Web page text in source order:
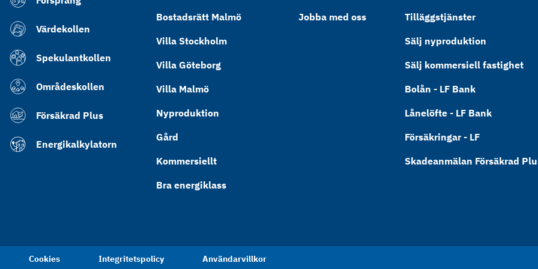
Värdekollen
Spekulantkollen
Områdeskollen
Försäkrad Plus
Energikalkylatorn
Bostadsrätt Malmö
Villa Stockholm
Villa Göteborg
Villa Malmö
Nyproduktion
Gård
Kommersiellt
Bra energiklass
Jobba med oss
Tilläggstjänster
Sälj nyproduktion
Sälj kommersiell fastighet
Bolån - LF Bank
Lånelöfte - LF Bank
Försäkringar - LF
Skadeanmälan Försäkrad
Cookies Integritetspolicy Användarvillkor